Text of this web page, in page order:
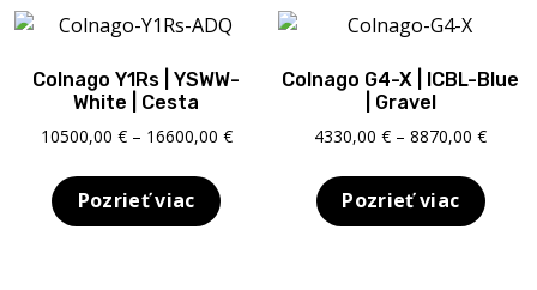
Colnago Y1Rs | YSWW-
White | Cesta
10500,00 € – 16600,00 €Price
Pozrieť viac
Colnago G4-X | ICBL-Blue
| Gravel
4330,00€ – 8870,00€Price
Pozrieť viac